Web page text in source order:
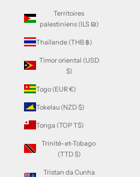
Territoires
palestiniens (ILS ₪)
Thaïlande (THB ฿)
Timor oriental (USD
$)
Togo (EUR €)
Tokelau (NZD $)
Tonga (TOP T$)
Trinité-et-Tobago
(TTD $)
Tristan da Cunha